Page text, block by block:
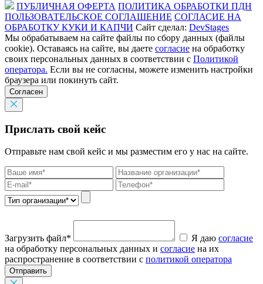
ПУБЛИЧНАЯ ОФЕРТА ПОЛИТИКА ОБРАБОТКИ ПДН
ПОЛЬЗОВАТЕЛЬСКОЕ СОГЛАШЕНИЕ СОГЛАСИЕ НА
ОБРАБОТКУ КУКИ И КАПЧИ Сайт сделал: DevStages
Мы обрабатываем на сайте файлы по сбору данных (файлы
cookie). Оставаясь на сайте, вы даете согласие на обработку
своих персональных данных в соответствии с Политикой
оператора. Если вы не согласны, можете изменить настройки
браузера или покинуть сайт.
Согласен
Прислать свой кейс
Отправьте нам свой кейс и мы разместим его у нас на сайте.
Загрузить файл* Я даю согласие
на обработку персональных данных и согласие на их
распространение в соответствии с политикой оператора
Отправить